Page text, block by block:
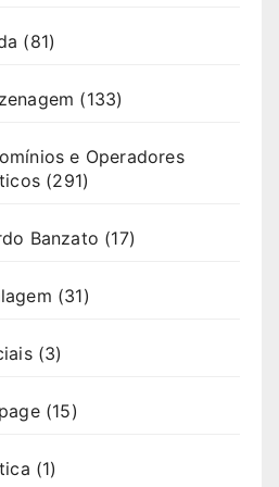
(81)
(133)
e Operadores
(291)
Banzato (17)
(31)
(3)
(15)
(1)